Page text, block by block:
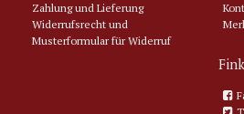
Zahlung und Lieferung
Widerrufsrecht und
Musterformular für Widerruf